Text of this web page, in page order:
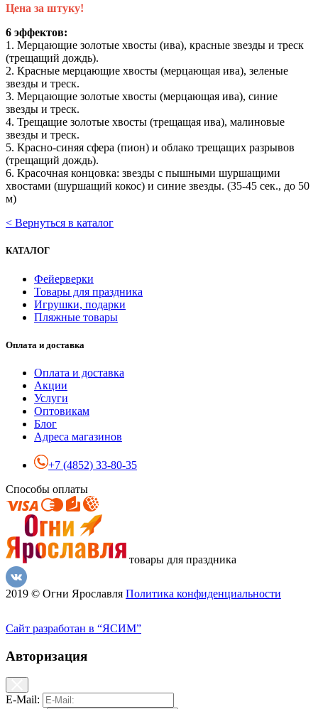
Цена за штуку!
6 эффектов:
1. Мерцающие золотые хвосты (ива), красные звезды и треск
(трещащий дождь).
2. Красные мерцающие хвосты (мерцающая ива), зеленые
звезды и треск.
3. Мерцающие золотые хвосты (мерцающая ива), синие
звезды и треск.
4. Трещащие золотые хвосты (трещащая ива), малиновые
звезды и треск.
5. Красно-синяя сфера (пион) и облако трещащих разрывов
(трещащий дождь).
6. Красочная концовка: звезды с пышными шуршащими
хвостами (шуршащий кокос) и синие звезды. (35-45 сек., до 50
м)
< Вернуться в каталог
КАТАЛОГ
Фейерверки
Товары для праздника
Игрушки, подарки
Пляжные товары
Оплата и доставка
Оплата и доставка
Акции
Услуги
Оптовикам
Блог
Адреса магазинов
+7 (4852) 33-80-35
Способы оплаты
товары для праздника
2019 © Огни Ярославля Политика конфиденциальности
Сайт разработан в “ЯСИМ”
Авторизация
E-Mail: